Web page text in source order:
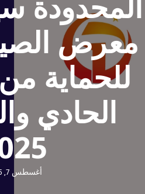
معرض
للحماية
الحادي
أغسطس 7, 2025